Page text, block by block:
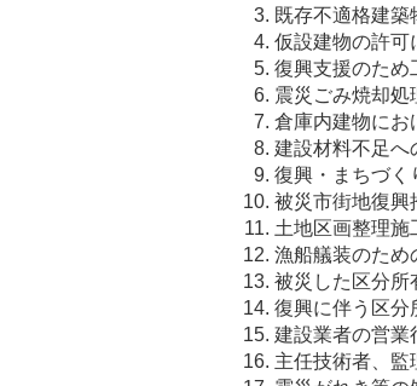
既存不適格建
仮設建物の許可
復興支援のため
震災ごみ焼却処
倉庫内建物にお
建設材料不足へ
復興・まちづく
被災市街地復興
土地区画整理施
漁船艤装のため
被災した区分所
復興に伴う区分
建設業者の営業
主任技術者、監